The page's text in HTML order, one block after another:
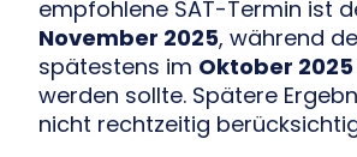
empfohlene SAT-Termin ist
November 2025, während
spätestens im Oktober 2025
werden sollte. Spätere
nicht rechtzeitig